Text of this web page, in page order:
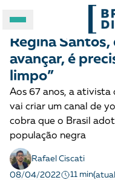
A BRASIL DE DIREITOS
ASSUNTOS
FORMATOS
COMBATE AO
História
Regina Santos,
avançar, é
limpo”
Aos 67 anos, a
vai criar um canal de
cobra que o Brasil
população negra
Rafael Ciscati
08/04/2022
11 min